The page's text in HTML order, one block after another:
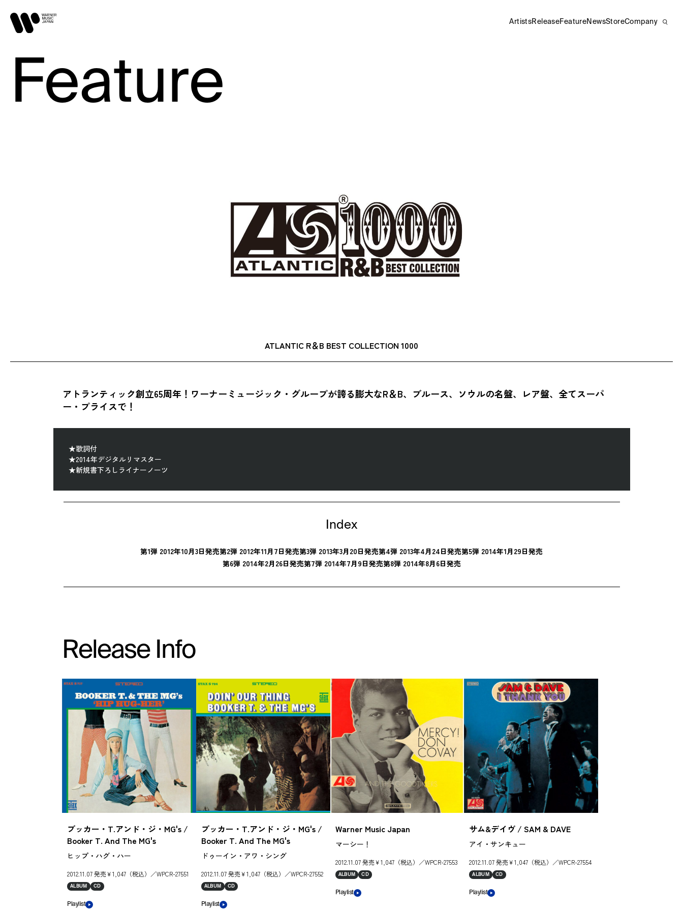
Feature
ATLANTIC R＆B BEST COLLECTION 1000
アトランティック創立65周年！ワーナーミュージック・グループが誇る膨大なR＆B、ブルース、ソウルの名盤、レア盤、全てスーパ
ー・プライスで！
★歌詞付
★2014年デジタルリマスター
★新規書下ろしライナーノーツ
Index
第1弾 2012年10月3日発売第2弾 2012年11月7日発売第3弾 2013年3月20日発売第4弾 2013年4月24日発売第5弾 2014年1月29日発売
第6弾 2014年2月26日発売第7弾 2014年7月9日発売第8弾 2014年8月6日発売
Release Info
ブッカー・T.アンド・ジ・MG's /
Booker T. And The MG's
ヒップ・ハグ・ハー
2012.11.07 発売￥1,047（税込）／WPCR-27551
ALBUM CD
Playlist
ブッカー・T.アンド・ジ・MG's /
Booker T. And The MG's
ドゥーイン・アワ・シング
2012.11.07 発売￥1,047（税込）／WPCR-27552
ALBUM CD
Playlist
Warner Music Japan
マーシー！
2012.11.07 発売￥1,047（税込）／WPCR-27553
ALBUM CD
Playlist
サム&デイヴ / SAM & DAVE
アイ・サンキュー
2012.11.07 発売￥1,047（税込）／WPCR-27554
ALBUM CD
Playlist
ArtistsReleaseFeature NewsStoreCompany